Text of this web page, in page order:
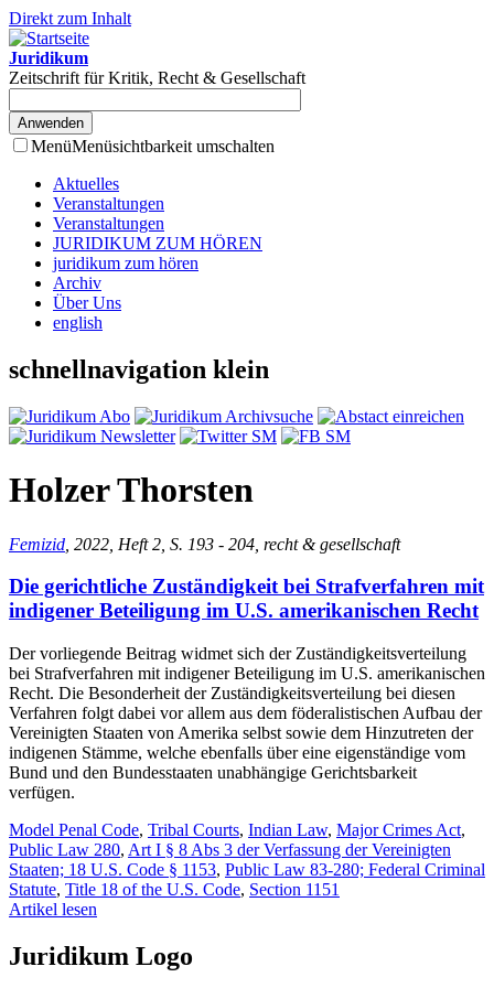
Direkt zum Inhalt
Juridikum
Zeitschrift für Kritik, Recht & Gesellschaft
MenüMenüsichtbarkeit umschalten
Aktuelles
Veranstaltungen
Veranstaltungen
JURIDIKUM ZUM HÖREN
juridikum zum hören
Archiv
Über Uns
english
schnellnavigation klein
Holzer Thorsten
Femizid , 2022, Heft 2, S. 193 - 204, recht & gesellschaft
Die gerichtliche Zuständigkeit bei Strafverfahren mit
indigener Beteiligung im U.S. amerikanischen Recht
Der vorliegende Beitrag widmet sich der Zuständigkeitsverteilung
bei Strafverfahren mit indigener Beteiligung im U.S. amerikanischen
Recht. Die Besonderheit der Zuständigkeitsverteilung bei diesen
Verfahren folgt dabei vor allem aus dem föderalistischen Aufbau der
Vereinigten Staaten von Amerika selbst sowie dem Hinzutreten der
indigenen Stämme, welche ebenfalls über eine eigenständige vom
Bund und den Bundesstaaten unabhängige Gerichtsbarkeit
verfügen.
Model Penal Code, Tribal Courts, Indian Law, Major Crimes Act,
Public Law 280, Art I § 8 Abs 3 der Verfassung der Vereinigten
Staaten; 18 U.S. Code § 1153, Public Law 83-280; Federal Criminal
Statute, Title 18 of the U.S. Code, Section 1151
Artikel lesen
Juridikum Logo